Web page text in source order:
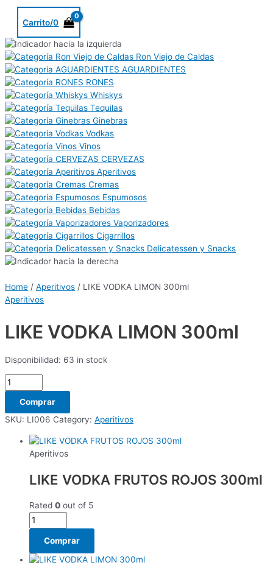
Carrito/0
Ron Viejo de Caldas
AGUARDIENTES
RONES
Whiskys
Tequilas
Ginebras
Vodkas
Vinos
CERVEZAS
Aperitivos
Cremas
Espumosos
Bebidas
Vaporizadores
Cigarrillos
Delicatessen y Snacks
Home / Aperitivos / LIKE VODKA LIMON 300ml
Aperitivos
LIKE VODKA LIMON 300ml
Disponibilidad: 63 in stock
Comprar
SKU: LI006 Category: Aperitivos
Aperitivos
LIKE VODKA FRUTOS ROJOS 300ml
Rated 0 out of 5
Comprar